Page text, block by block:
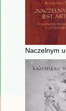
Naczelnym